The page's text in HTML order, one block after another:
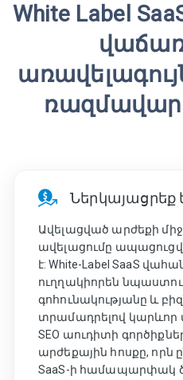
White Label
Ներկայացրեք
Ավելացված արժեքի
ավելացումը
է: White-Label SaaS
ուղղակիորեն
գոհունակությանը և
տրամադրելով կարևոր
SEO աուդիտի
արժեքային հոսքը, որն
SaaS-ի համապարփակ